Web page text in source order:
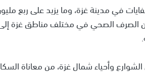
100 ألف طن من النفايات في مدينة غزة، وما
الصرف الصحي في مختلف مناطق غزة
وأحياء شمال غزة، من معاناة